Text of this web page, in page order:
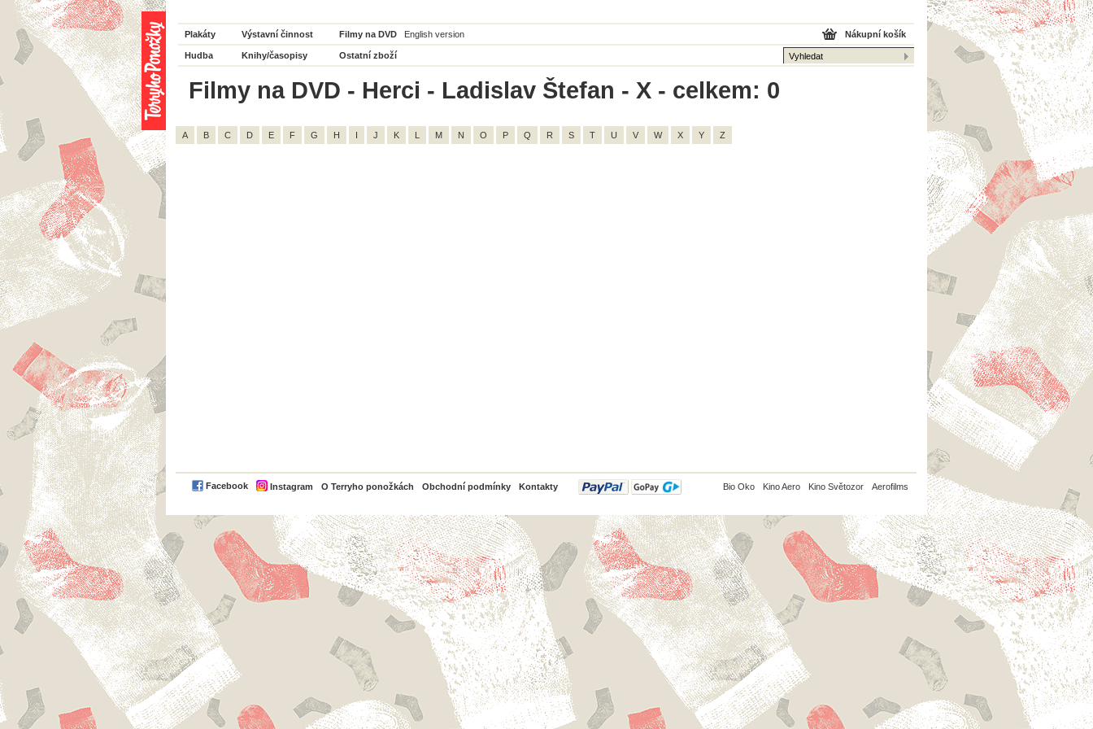
Plakáty Výstavní činnost Filmy na DVD English version
Hudba Knihy/časopisy Ostatní zboží
Nákupní košík
Filmy na DVD - Herci - Ladislav Štefan - X - celkem: 0
A B C D E F G H I J K L M N O P Q R S T U V W X Y Z
Facebook Instagram O Terryho ponožkách Obchodní podmínky Kontakty
PayPal Bio Oko Kino Aero Kino Světozor Aerofilms